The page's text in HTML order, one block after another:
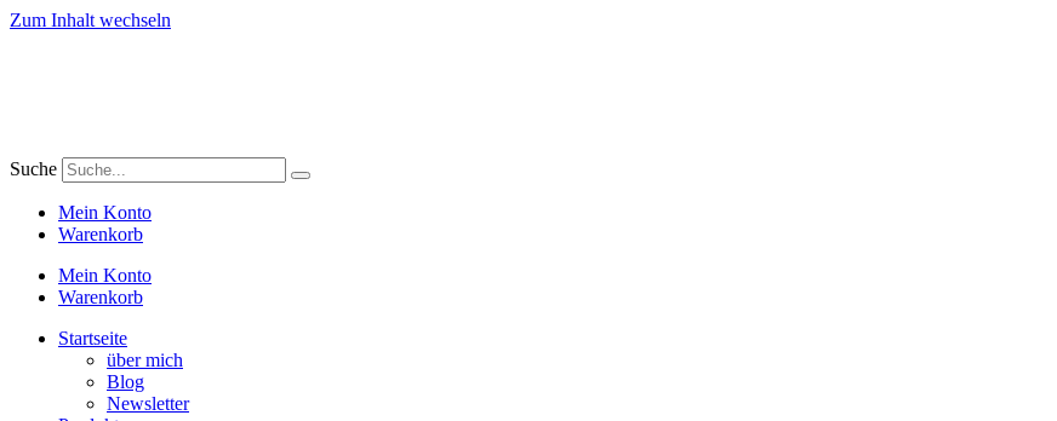
Zum Inhalt wechseln
Suche
Mein Konto
Warenkorb
Mein Konto
Warenkorb
Startseite
über mich
Blog
Newsletter